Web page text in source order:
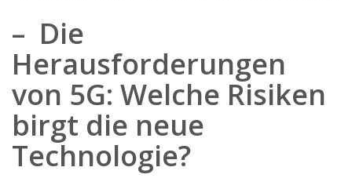
– ​ Die ​
Herausforderungen
von 5G: ⁢Welche Risiken
birgt die neue
Technologie?